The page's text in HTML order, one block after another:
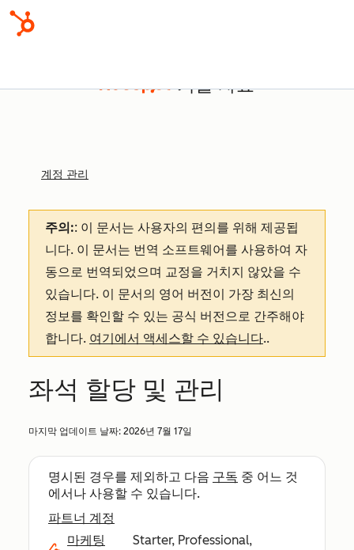
기술 자료
계정 관리
주의:: 이 문서는 사용자의 편의를 위해 제공됩
니다. 이 문서는 번역 소프트웨어를 사용하여 자
동으로 번역되었으며 교정을 거치지 않았을 수
있습니다. 이 문서의 영어 버전이 가장 최신의
정보를 확인할 수 있는 공식 버전으로 간주해야
합니다. 여기에서 액세스할 수 있습니다..
좌석 할당 및 관리
마지막 업데이트 날짜: 2026년 7월 17일
명시된 경우를 제외하고 다음 구독 중 어느 것
에서나 사용할 수 있습니다.
파트너 계정
마케팅
Starter, Professional,